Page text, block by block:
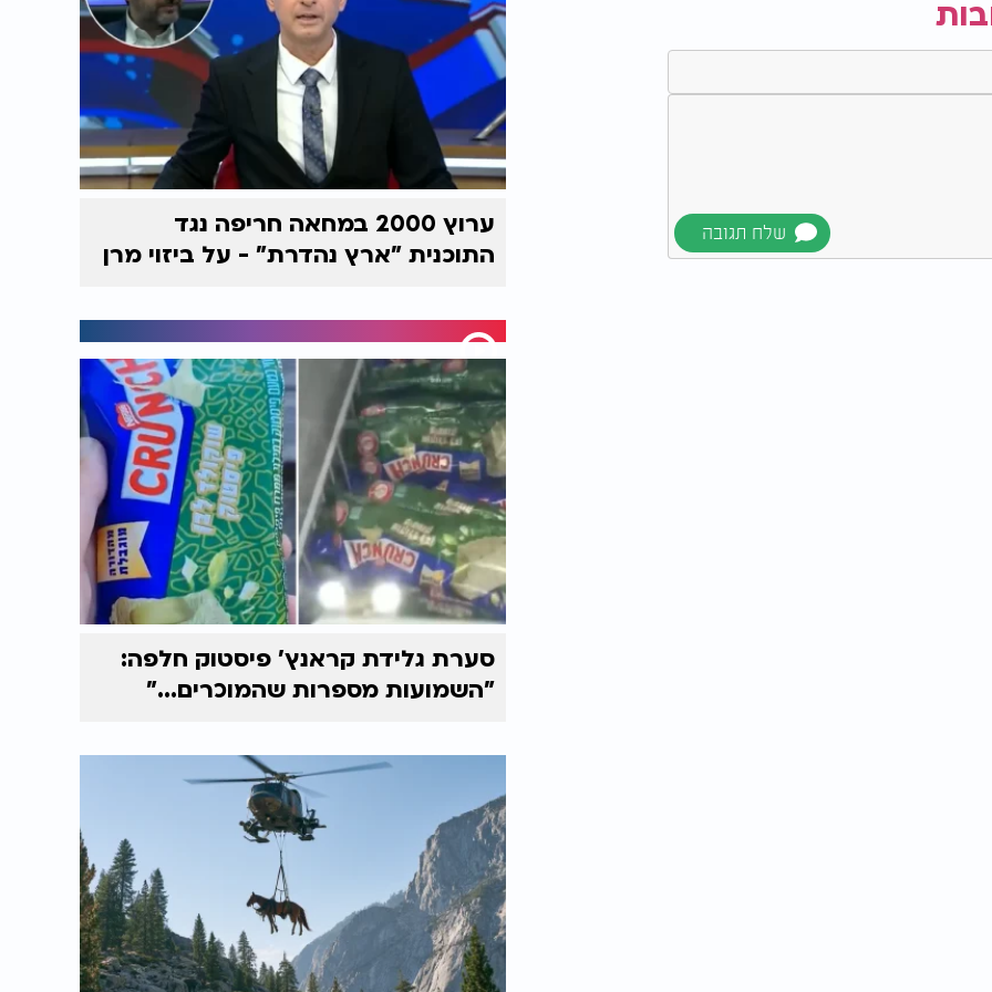
אמרתי להם, אין כמוהו, כל הגדולים, כל
אותי בבני ברק, אולי היו זורקים עלי אבנים.
ליה בדרבנן. כמה קטעים, זו תשובה כזו
פוסקים, התשובה הזו לבד. אני ספרתי את זה לפני הרבה שנים,
כשהיינו צעירים, עוד לא היו מחשבים. ספרתי למעלה מ־500 פוסקים בתשובה הזו של דוד שמש.
ערוץ 2000 במחאה חריפה נגד
התוכנית "ארץ נהדרת" - על ביזוי מרן
סערת גלידת קראנץ' פיסטוק חלפה:
"השמועות מספרות שהמוכרים..."